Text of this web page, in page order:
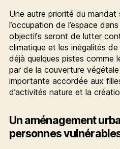
Une autre priorité du mandat
l’occupation de l’espace
objectifs seront de lutter
climatique et les inégalités
déjà quelques pistes comme
par de la couverture végétale
importante accordée aux
d’activités nature et la
Un aménagement
personnes